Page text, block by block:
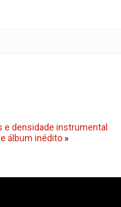
densidade instrumental
álbum inédito »